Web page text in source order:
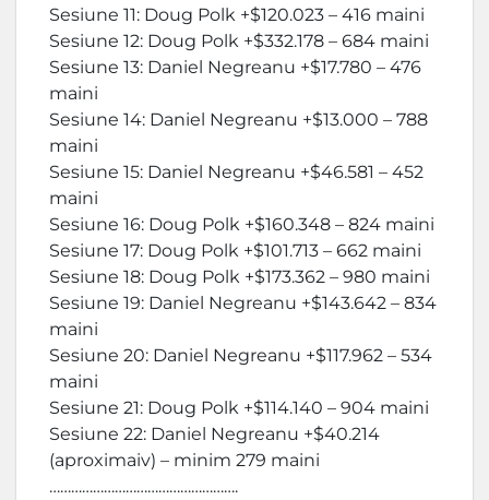
Sesiune 11: Doug Polk +$120.023 – 416 maini
Sesiune 12: Doug Polk +$332.178 – 684 maini
Sesiune 13: Daniel Negreanu +$17.780 – 476
maini
Sesiune 14: Daniel Negreanu +$13.000 – 788
maini
Sesiune 15: Daniel Negreanu +$46.581 – 452
maini
Sesiune 16: Doug Polk +$160.348 – 824 maini
Sesiune 17: Doug Polk +$101.713 – 662 maini
Sesiune 18: Doug Polk +$173.362 – 980 maini
Sesiune 19: Daniel Negreanu +$143.642 – 834
maini
Sesiune 20: Daniel Negreanu +$117.962 – 534
maini
Sesiune 21: Doug Polk +$114.140 – 904 maini
Sesiune 22: Daniel Negreanu +$40.214
(aproximaiv) – minim 279 maini
…………………………………………….